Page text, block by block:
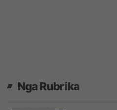
Nga Rubrika